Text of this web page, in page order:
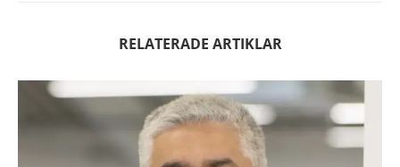
RELATERADE ARTIKLAR